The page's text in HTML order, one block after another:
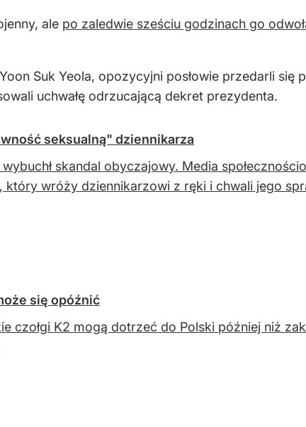
ale po zaledwie sześciu godzinach go
Suk Yeola, opozycyjni posłowie przedarli
uchwałę odrzucającą dekret prezydenta.
seksualną" dziennikarza
skandal obyczajowy. Media
który wróży dziennikarzowi z ręki i chwali jego
się opóźnić
czołgi K2 mogą dotrzeć do Polski później niż